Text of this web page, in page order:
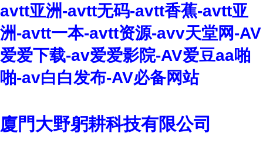
avtt亚洲-avtt无码-avtt香蕉-avtt亚
洲-avtt一本-avtt资源-avv天堂网-AV
爱爱下载-av爱爱影院-AV爱豆aa啪
啪-av白白发布-AV必备网站
廈門大野躬耕科技有限公司